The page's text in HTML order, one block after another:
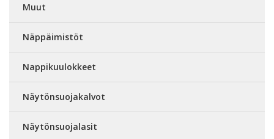
Muut
Näppäimistöt
Nappikuulokkeet
Näytönsuojakalvot
Näytönsuojalasit